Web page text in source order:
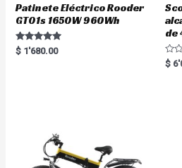
Patinete Eléctrico Rooder
GT01s 1650W 960Wh
Rated
5.00
$ 1'680.00
de
R
a
$